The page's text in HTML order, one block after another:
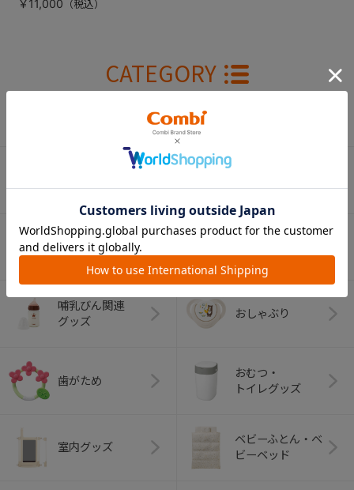
￥11,000
CATEGORY
ベビーラック＆
ベビーチェア
抱っこひも
（子守帯）
哺乳びん関連
グッズ
おしゃぶり
歯がため
おむつ・
トイレグッズ
室内グッズ
ベビーふとん・ベ
ビーベッド